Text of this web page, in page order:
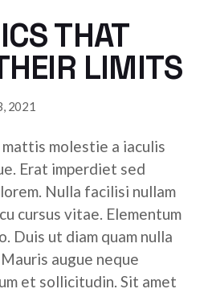
THAT
LIMITS
2021
mattis molestie a iaculis
Erat imperdiet sed
Nulla facilisi nullam
cursus vitae. Elementum
Duis ut diam quam nulla
augue neque
et sollicitudin. Sit amet